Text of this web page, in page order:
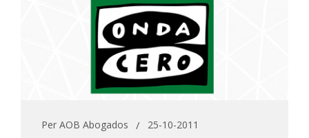
Per AOB Abogados 25-10-2011